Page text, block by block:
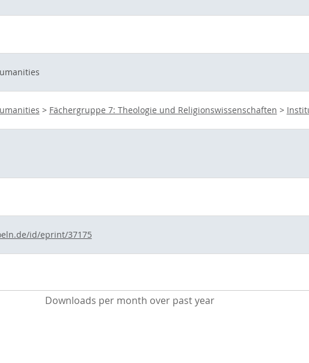
> Fächergruppe 7: Theologie und Religionswissenschaften >
id/eprint/37175
Downloads per month over past year